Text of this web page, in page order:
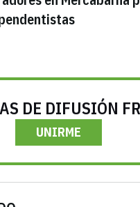
DE DIFUSIÓN
UNIRME